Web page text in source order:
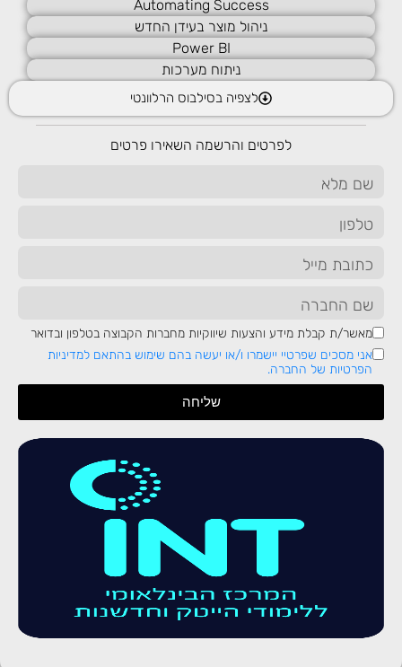
מהיר מאוד. השינויים דווקא בתקופה זו מתבקשים, הן בשל שינויי
השוק, שינוי הרגלי הצריכה שעברה לאונליין, תצורת העבודה שעברה
לבית ובכלל נראה שהקורונה שינתה את חיינו לחלוטין. אם כך, כדי
לשרוד חברות וארגונים זקוקים לבצע שינויים בהתאם למגמות
ודרישות השוק, ובין היתר קבלת החלטות עסקיות הרות גורל החייבות
להתבסס על נתונים מדויקים.
את ההמלצות הללו מביא אנליסט נתונים על סמך איסוף נתונים מכלל
CRM, מסקרים פנימיים, נתוני רכישות, מאפיקי פרסום שונים וכו'.
לביצוע השינויים וקבלת החלטות עסקיות שונות.
אני מסכים שפרטיי יישמרו ו/או יעשה בהם שימוש
בהתאם למדיניות הפרטיות של החברה.
אני מסכים שפרטיי יישמרו ו/או יעשה בהם שימוש
בהתאם למדיניות הפרטיות של החברה.
Automating Success
ניהול מוצר בעידן החדש
Power BI
ניתוח מערכות
לצפיה בסילבוס הרלוונטי
לפרטים והרשמה השאירו פרטים
מאשר/ת קבלת מידע והצעות שיווקיות מחברות הקבוצה בטלפון ובדואר
אני מסכים שפרטיי יישמרו ו/או יעשה בהם שימוש בהתאם למדיניות
הפרטיות של החברה.
שליחה